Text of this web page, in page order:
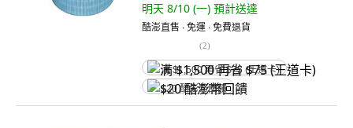
明天 8/10 (一) 預計送達
酷澎直售 ∙ 免運 ∙ 免費退貨
(2)
满 $1,500 再省 $75 (王道卡)
$20 酷澎幣回饋